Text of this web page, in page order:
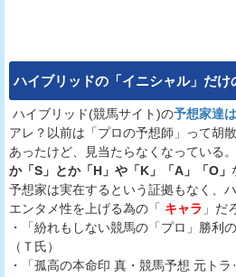
ハイブリッドの「イニシャル」だけ
ハイブリッド(競馬サイト)の予想家達
アレ？以前は「プロの予想師」って胡
あったけど、見当たらなくなっている
か「S」とか「H」や「K」「A」「O」
予想家は実在するという証拠もなく、
エンタメ性を上げる為の「 キャラ 」だ
・「紛れもしない競馬の「プロ」勝利
（Ｔ氏）
・「孤高の本命印 真・競馬予想 元トラ